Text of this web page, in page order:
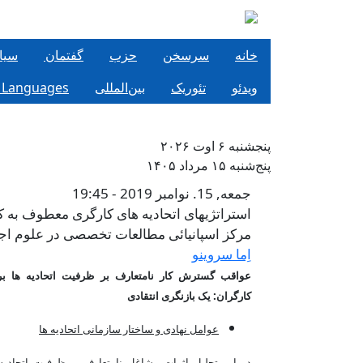
رفتن به محتوای اصلی
خانه سرسخن حزب گفتمان
ویدئو
تئوریک بین‌المللی
پنجشنبه ۶ اوت ۲۰۲۶
پنج‌شنبه ۱۵ مرداد ۱۴۰۵
استراتژیهای
جمعه, 15. نوامبر 2019 - 19:45
استراتژیهای اتحادیه های کارگری معطوف
مرکز اسپانیائی مطالعات تخصصی در علوم
اِما سروینو
عواقب گسترش کار نامتعارف بر ظرفیت اتحادیه ها
کارگران: یک بازنگری انتقادی
عوامل نهادی و ساختار سازمانی اتحادیه ها